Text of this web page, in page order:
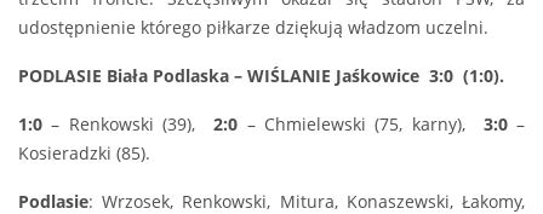
udostępnienie którego piłkarze dziękują władzom uczelni.
PODLASIE Biała Podlaska – WIŚLANIE Jaśkowice 3:0 (1:0).
1:0 – Renkowski (39),2:0 – Chmielewski (75, karny), 3:0–
Kosieradzki (85).
Podlasie: Wrzosek, Renkowski, Mitura, Konaszewski, Łakomy,